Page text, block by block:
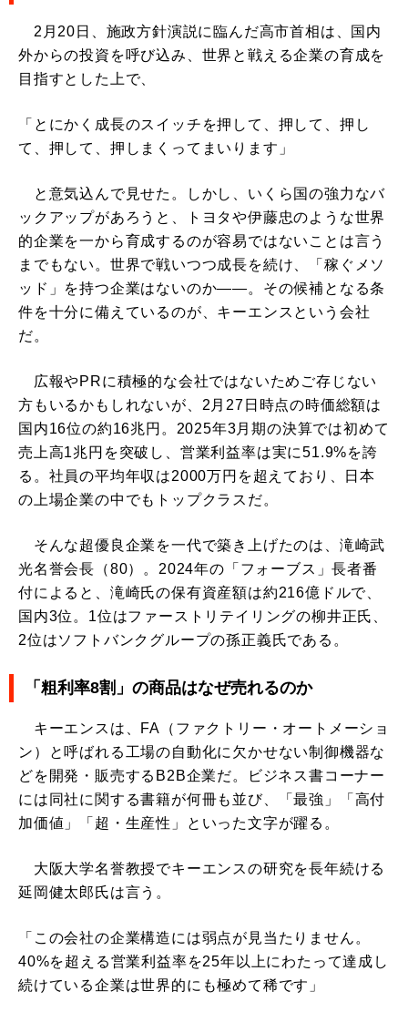
2月20日、施政方針演説に臨んだ高市首相は、国内
外からの投資を呼び込み、世界と戦える企業の育成を
目指すとした上で、
「とにかく成長のスイッチを押して、押して、押し
て、押して、押しまくってまいります」
と意気込んで見せた。しかし、いくら国の強力なバ
ックアップがあろうと、トヨタや伊藤忠のような世界
的企業を一から育成するのが容易ではないことは言う
までもない。世界で戦いつつ成長を続け、「稼ぐメソ
ッド」を持つ企業はないのか――。その候補となる条
件を十分に備えているのが、キーエンスという会社
だ。
広報やPRに積極的な会社ではないためご存じない
方もいるかもしれないが、2月27日時点の時価総額は
国内16位の約16兆円。2025年3月期の決算では初めて
売上高1兆円を突破し、営業利益率は実に51.9%を誇
る。社員の平均年収は2000万円を超えており、日本
の上場企業の中でもトップクラスだ。
そんな超優良企業を一代で築き上げたのは、滝崎武
光名誉会長（80）。2024年の「フォーブス」長者番
付によると、滝崎氏の保有資産額は約216億ドルで、
国内3位。1位はファーストリテイリングの柳井正氏、
2位はソフトバンクグループの孫正義氏である。
「粗利率8割」の商品はなぜ売れるのか
キーエンスは、FA（ファクトリー・オートメーショ
ン）と呼ばれる工場の自動化に欠かせない制御機器な
どを開発・販売するB2B企業だ。ビジネス書コーナー
には同社に関する書籍が何冊も並び、「最強」「高付
加価値」「超・生産性」といった文字が躍る。
大阪大学名誉教授でキーエンスの研究を長年続ける
延岡健太郎氏は言う。
「この会社の企業構造には弱点が見当たりません。
40%を超える営業利益率を25年以上にわたって達成し
続けている企業は世界的にも極めて稀です」